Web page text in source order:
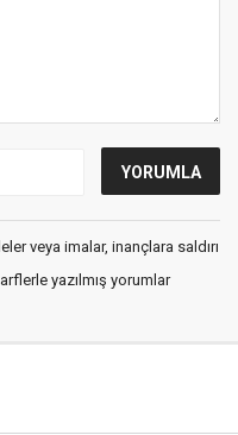
veya imalar, inançlara saldırı
yazılmış yorumlar